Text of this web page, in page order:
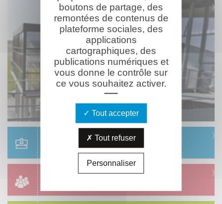
Réservation & informations
Groupes
boutons de partage, des
remontées de contenus de
plateforme sociales, des
applications
cartographiques, des
publications numériques et
vous donne le contrôle sur
ce vous souhaitez activer.
Tout accepter
Tout refuser
Personnaliser